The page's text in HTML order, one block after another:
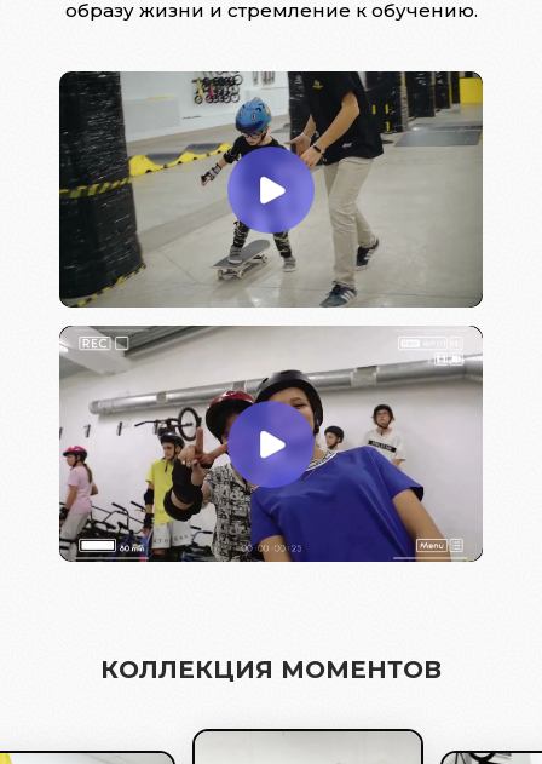
образу жизни и стремление к обучению.
КОЛЛЕКЦИЯ МОМЕНТОВ